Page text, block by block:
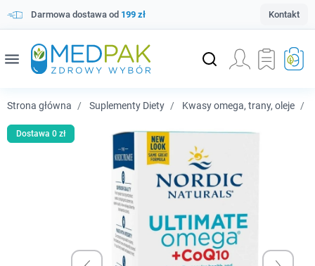
Darmowa dostawa od 199 zł Kontakt
menu
Strona główna Suplementy Diety Kwasy omega, trany, oleje
Dostawa 0 zł